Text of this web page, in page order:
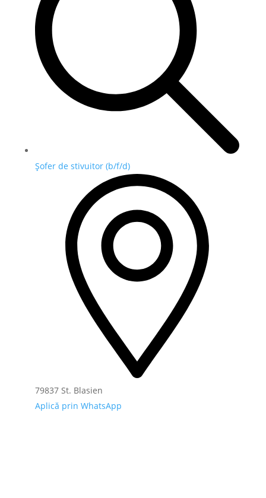
Șofer de stivuitor (b/f/d)
79837 St. Blasien
Aplică prin WhatsApp